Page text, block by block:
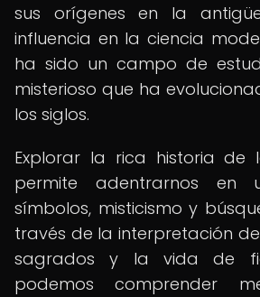
sus orígenes en la
influencia en la ciencia
ha sido un campo de
misterioso que ha
los siglos.
Explorar la rica historia de
permite adentrarnos en
símbolos, misticismo y
través de la interpretación
sagrados y la vida de
podemos comprender